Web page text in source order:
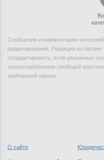
Сообщения и комментарии
редактирования. Редакция
отредактировать, если указанные
злоупотреблением свободой
требований закона.
О сайте